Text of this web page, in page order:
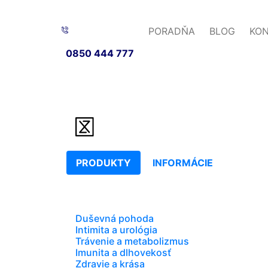
0850 444 777
PORADŇA BLOG
PRODUKTY INFORMÁCIE
Duševná pohoda
Intimita a urológia
Trávenie a metabolizmus
Imunita a dlhovekosť
Zdravie a krása